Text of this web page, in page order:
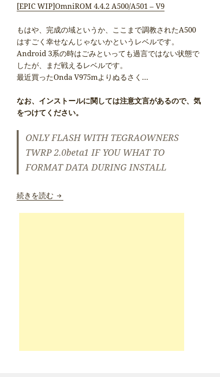
[EPIC WIP]OmniROM 4.4.2 A500/A501 – V9
もはや、完成の域というか、ここまで調教されたA500
はすごく幸せなんじゃないかというレベルです。
Android 3系の時はごみといっても過言ではない状態で
したが、まだ戦えるレベルです。
最近買ったOnda V975mよりぬるさく…
なお、インストールに関しては注意文言があるので、気
をつけてください。
ONLY FLASH WITH TEGRAOWNERS
TWRP 2.0beta1 IF YOU WHAT TO
FORMAT DATA DURING INSTALL
続きを読む Iconia Tab A500 – [EPIC WIP]OmniROM 4.4.2